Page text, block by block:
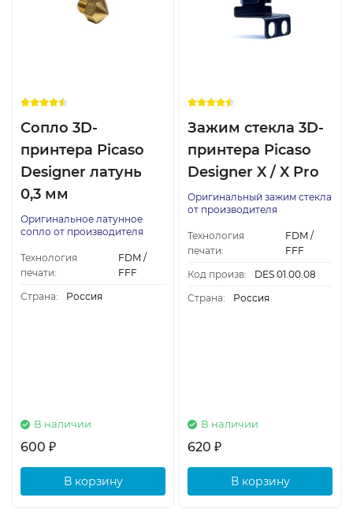
Сопло 3D-
принтера Picaso
Designer латунь
0,3 мм
Оригинальное латунное
сопло от производителя
Технология
печати:
FDM /
FFF
Страна:
Россия
В наличии
600 ₽
В корзину
Зажим стекла 3D-
принтера Picaso
Designer X / X Pro
Оригинальный зажим стекла
от производителя
Технология
печати:
FDM /
FFF
Код произв:
DES 01.00.08
Страна:
Россия
В наличии
620 ₽
В корзину